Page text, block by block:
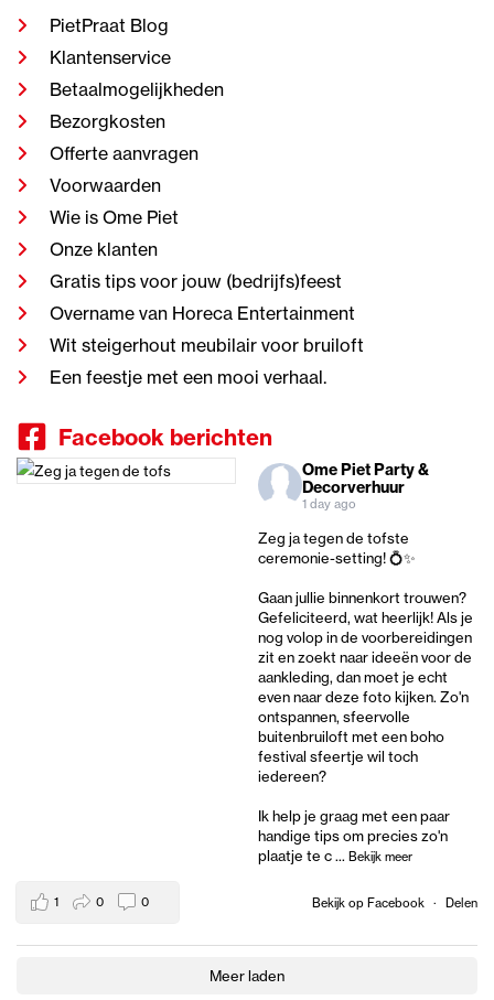
PietPraat Blog
Klantenservice
Betaalmogelijkheden
Bezorgkosten
Offerte aanvragen
Voorwaarden
Wie is Ome Piet
Onze klanten
Gratis tips voor jouw (bedrijfs)feest
Overname van Horeca Entertainment
Wit steigerhout meubilair voor bruiloft
Een feestje met een mooi verhaal.
Facebook berichten
Ome Piet Party &
Decorverhuur
1 day ago
Zeg ja tegen de tofste
ceremonie-setting! 💍✨
Gaan jullie binnenkort trouwen?
Gefeliciteerd, wat heerlijk! Als je
nog volop in de voorbereidingen
zit en zoekt naar ideeën voor de
aankleding, dan moet je echt
even naar deze foto kijken. Zo'n
ontspannen, sfeervolle
buitenbruiloft met een boho
festival sfeertje wil toch
iedereen?
Ik help je graag met een paar
handige tips om precies zo'n
plaatje te c... Bekijk meer
Bekijk op Facebook · Delen
1 0 0
Meer laden